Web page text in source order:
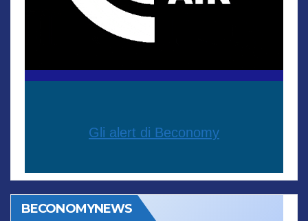
Gli alert di Beconomy
BECONOMYNEWS